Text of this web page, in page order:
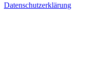
Datenschutzerklärung